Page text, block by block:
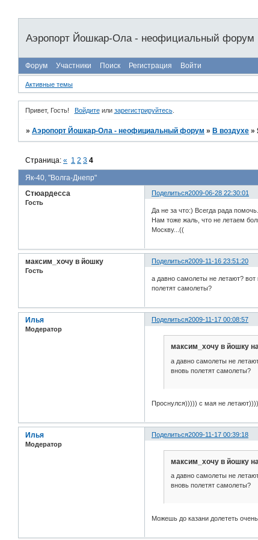
Аэропорт Йошкар-Ола - неофициальный форум
Форум Участники Поиск Регистрация Войти
Активные темы
Привет, Гость! Войдитеили зарегистрируйтесь.
»Аэропорт Йошкар-Ола - неофициальный форум » В воздухе »
Як-40, "Волга-Днепр"
Страница:« 1 2 3 4
Поделиться2009-06-28 22:30:01
Стюардесса
Гость
Да не за что:) Всегда рада
Нам тоже жаль, что не летаем
Москву...((
Поделиться2009-11-16 23:51:20
максим_хочу в йошку
Гость
а давно самолеты не летают? вот
полетят самолеты?
Поделиться2009-11-17 00:08:57
Илья
Модератор
максим_хочу в йошку
а давно самолеты не
вновь полетят самолеты?
Проснулся))))) с мая не летают))))
Поделиться2009-11-17 00:39:18
Илья
Модератор
максим_хочу в йошку
а давно самолеты не
вновь полетят самолеты?
Можешь до казани долететь